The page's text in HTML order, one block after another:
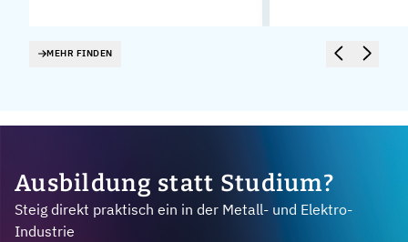
MEHR FINDEN
Ausbildung statt Studium?
Steig direkt praktisch ein in der Metall- und Elektro-
Industrie